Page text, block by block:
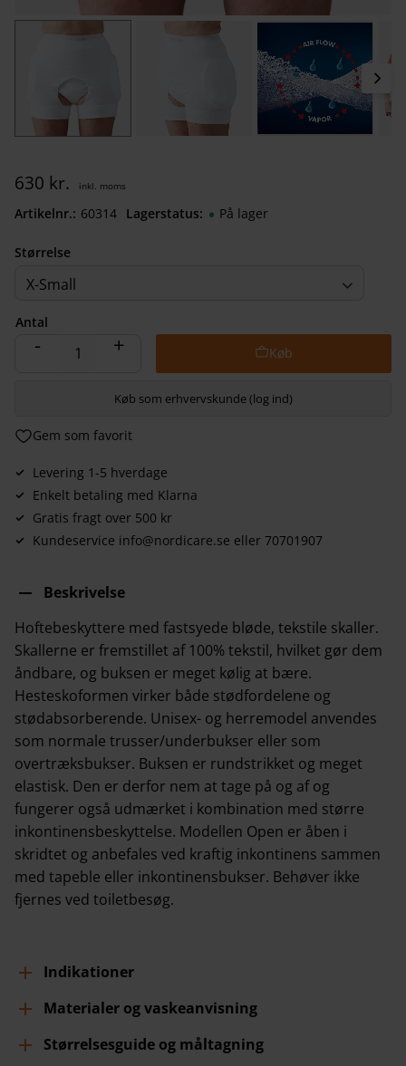
630 kr.
Størrelse
X-Small
Antal
+
-
Gem som favorit
Køb som erhvervskunde (log ind)
Levering 1-5 hverdage
Enkelt betaling med Klarna
Gratis fragt over 500 kr
Kundeservice info@nordicare.se eller 70701907
Lagerstatus På lager
Artikelnr. 603140930
Beskrivelse
Hoftebeskyttere med fastsyede bløde, tekstile skaller.
Skallerne er fremstillet af 100% tekstil, hvilket gør dem
åndbare, og buksen er meget kølig at bære.
Hesteskoformen virker både stødfordelene og
stødabsorberende. Unisex- og herremodel anvendes
som normale trusser/underbukser eller som
overtræksbukser. Buksen er rundstrikket og meget
elastisk. Den er derfor nem at tage på og af og
fungerer også udmærket i kombination med større
inkontinensbeskyttelse. Modellen Open er åben i
skridtet og anbefales ved kraftig inkontinens sammen
med tapeble eller inkontinensbukser. Behøver ikke
fjernes ved toiletbesøg.
Indikationer
Materialer og vaskeanvisning
Størrelsesguide og måltagning